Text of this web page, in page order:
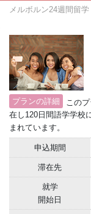
メルボルン24週間留学
プランの詳細
この
在し120日間語学学校
まれています。
申込期間
滞在先
就学
開始日